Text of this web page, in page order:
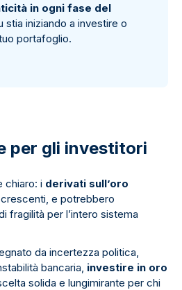
in ogni fase del
stia iniziando a investire o
portafoglio.
per gli investitori
chiaro: i derivati sull’oro
e potrebbero
fragilità per l’intero sistema
da incertezza politica,
bancaria, investire in oro
solida e lungimirante per chi